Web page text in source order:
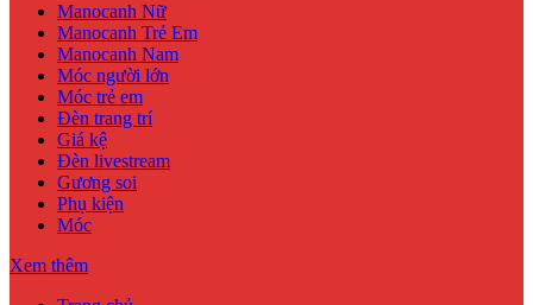
Manocanh Nữ
Manocanh Trẻ Em
Manocanh Nam
Móc người lớn
Móc trẻ em
Đèn trang trí
Giá kệ
Đèn livestream
Gương soi
Phụ kiện
Móc
Xem thêm